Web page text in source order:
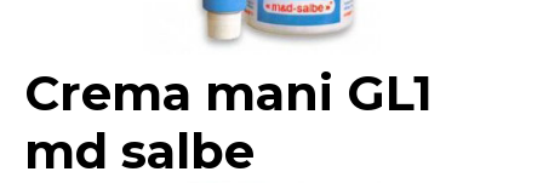
Crema mani GL1
md salbe